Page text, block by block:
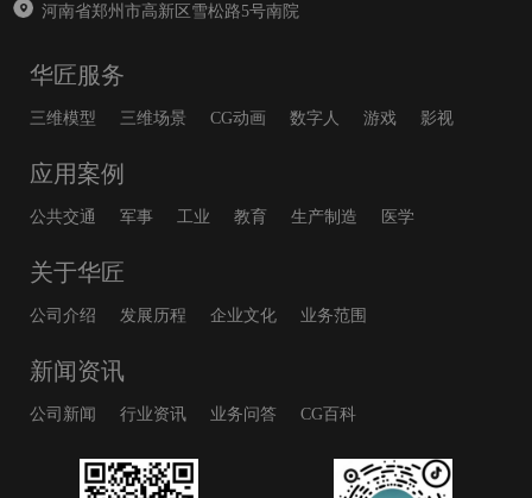
河南省郑州市高新区雪松路5号南院
华匠服务
三维模型 三维场景 CG动画 数字人 游戏 影视
应用案例
公共交通 军事 工业 教育 生产制造 医学
关于华匠
公司介绍 发展历程 企业文化 业务范围
新闻资讯
公司新闻 行业资讯 业务问答 CG百科